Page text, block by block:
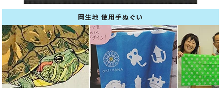
岡生地 使用手ぬぐい